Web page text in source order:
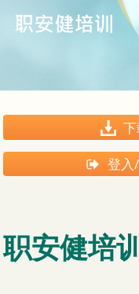
登入
职安健培